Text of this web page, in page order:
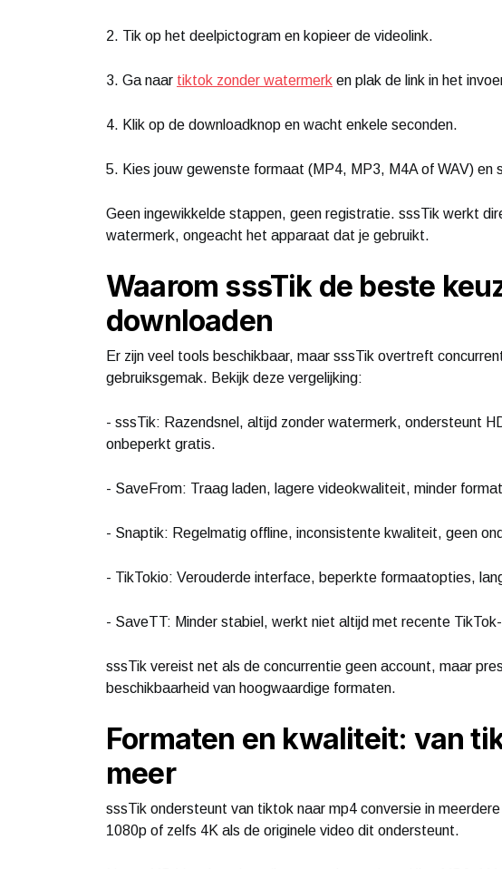
2. Tik op het deelpictogram en kopieer de videolink.
3. Ga naar tiktok zonder watermerk en plak de link in het
4. Klik op de downloadknop en wacht enkele seconden.
5. Kies jouw gewenste formaat (MP4, MP3, M4A of WAV) en
Geen ingewikkelde stappen, geen registratie. sssTik werkt
watermerk, ongeacht het apparaat dat je gebruikt.
Waarom sssTik de beste
downloaden
Er zijn veel tools beschikbaar, maar sssTik overtreft
gebruiksgemak. Bekijk deze vergelijking:
- sssTik: Razendsnel, altijd zonder watermerk, ondersteunt
onbeperkt gratis.
- SaveFrom: Traag laden, lagere videokwaliteit, minder
- Snaptik: Regelmatig offline, inconsistente kwaliteit, geen
- TikTokio: Verouderde interface, beperkte formaatopties,
- SaveTT: Minder stabiel, werkt niet altijd met recente
sssTik vereist net als de concurrentie geen account, maar
beschikbaarheid van hoogwaardige formaten.
Formaten en kwaliteit: van
meer
sssTik ondersteunt van tiktok naar mp4 conversie in
1080p of zelfs 4K als de originele video dit ondersteunt.